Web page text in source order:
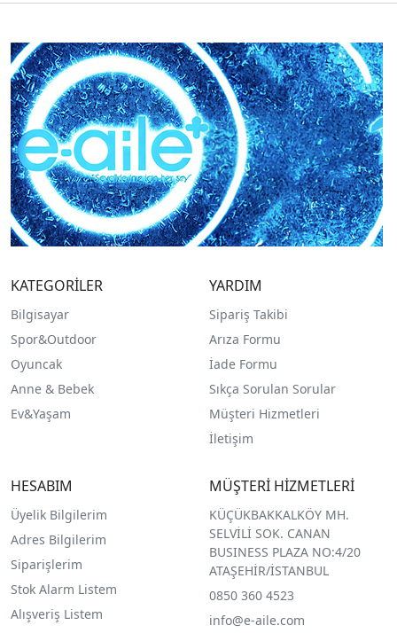
KATEGORİLER
Bilgisayar
Spor&Outdoor
Oyuncak
Anne & Bebek
Ev&Yaşam
YARDIM
Sipariş Takibi
Arıza Formu
İade Formu
Sıkça Sorulan Sorular
Müşteri Hizmetleri
İletişim
HESABIM
Üyelik Bilgilerim
Adres Bilgilerim
Siparişlerim
Stok Alarm Listem
Alışveriş Listem
MÜŞTERİ HİZMETLERİ
KÜÇÜKBAKKALKÖY MH.
SELVİLİ SOK. CANAN
BUSINESS PLAZA NO:4/20
ATAŞEHİR/İSTANBUL
0850 360 4523
info@e-aile.com